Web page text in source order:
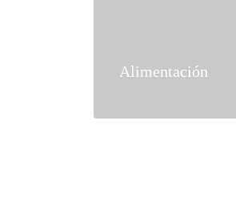
Alimentación